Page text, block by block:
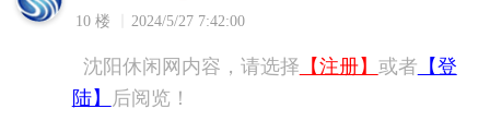
10 楼 2024/5/27 7:42:00
沈阳休闲网内容，请选择 【注册】 或者 【登
陆】
后阅览！